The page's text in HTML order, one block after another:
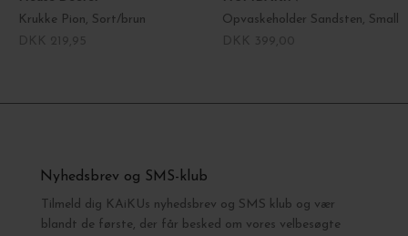
Krukke Pion, Sort/brun
Opvaskeholder Sandsten, Small
Nyhedsbrev og SMS-klub
Tilmeld dig KAiKUs nyhedsbrev og SMS klub og vær
blandt de første, der får besked om vores velbesøgte